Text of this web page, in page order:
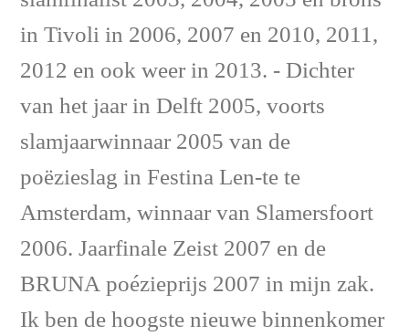
in Tivoli in 2006, 2007 en 2010, 2011,
2012 en ook weer in 2013. - Dichter
van het jaar in Delft 2005, voorts
slamjaarwinnaar 2005 van de
poëzieslag in Festina Len-te te
Amsterdam, winnaar van Slamersfoort
2006. Jaarfinale Zeist 2007 en de
BRUNA poézieprijs 2007 in mijn zak.
Ik ben de hoogste nieuwe binnenkomer